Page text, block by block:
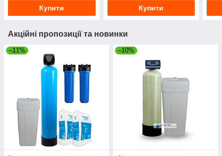
Купити Купити
Акційні пропозиції та новинки
–11% –10%